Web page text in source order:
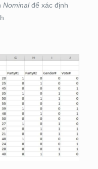
Nominalđể xác định